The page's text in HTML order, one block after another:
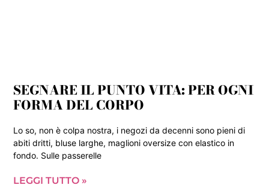
SEGNARE IL PUNTO VITA: PER OGNI
FORMA DEL CORPO
Lo so, non è colpa nostra, i negozi da decenni sono pieni di
abiti dritti, bluse larghe, maglioni oversize con elastico in
fondo. Sulle passerelle
LEGGI TUTTO »